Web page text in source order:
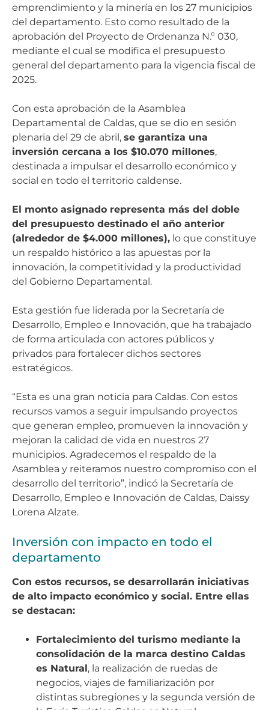
emprendimiento y la minería en los 27 municipios
del departamento. Esto como resultado de la
aprobación del Proyecto de Ordenanza N.º 030,
mediante el cual se modifica el presupuesto
general del departamento para la vigencia fiscal de
2025.
Con esta aprobación de la Asamblea
Departamental de Caldas, que se dio en sesión
plenaria del 29 de abril, se garantiza una
inversión cercana a los $10.070 millones,
destinada a impulsar el desarrollo económico y
social en todo el territorio caldense.
El monto asignado representa más del doble
del presupuesto destinado el año anterior
(alrededor de $4.000 millones), lo que constituye
un respaldo histórico a las apuestas por la
innovación, la competitividad y la productividad
del Gobierno Departamental.
Esta gestión fue liderada por la Secretaría de
Desarrollo, Empleo e Innovación, que ha trabajado
de forma articulada con actores públicos y
privados para fortalecer dichos sectores
estratégicos.
“Esta es una gran noticia para Caldas. Con estos
recursos vamos a seguir impulsando proyectos
que generan empleo, promueven la innovación y
mejoran la calidad de vida en nuestros 27
municipios. Agradecemos el respaldo de la
Asamblea y reiteramos nuestro compromiso con el
desarrollo del territorio”, indicó la Secretaría de
Desarrollo, Empleo e Innovación de Caldas, Daissy
Lorena Alzate.
Inversión con impacto en todo el
departamento
Con estos recursos, se desarrollarán iniciativas
de alto impacto económico y social. Entre ellas
se destacan:
Fortalecimiento del turismo mediante la
consolidación de la marca destino Caldas
es Natural, la realización de ruedas de
negocios, viajes de familiarización por
distintas subregiones y la segunda versión de